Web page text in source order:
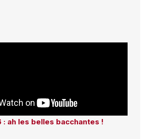
: ah les belles bacchantes !